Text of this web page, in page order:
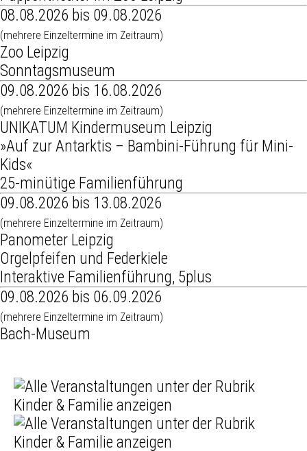
08.08.2026 bis 09.08.2026
(mehrere Einzeltermine im Zeitraum)
Zoo Leipzig
Sonntagsmuseum
09.08.2026 bis 16.08.2026
(mehrere Einzeltermine im Zeitraum)
UNIKATUM Kindermuseum Leipzig
»Auf zur Antarktis – Bambini-Führung für Mini-
Kids«
25-minütige Familienführung
09.08.2026 bis 13.08.2026
(mehrere Einzeltermine im Zeitraum)
Panometer Leipzig
Orgelpfeifen und Federkiele
Interaktive Familienführung, 5plus
09.08.2026 bis 06.09.2026
(mehrere Einzeltermine im Zeitraum)
Bach-Museum